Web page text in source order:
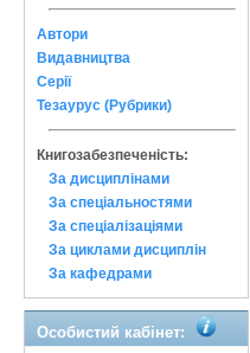
Автори
Видавництва
Серії
Тезаурус (Рубрики)
Книгозабезпеченість:
За дисциплінами
За спеціальностями
За спеціалізаціями
За циклами дисциплін
За кафедрами
Особистий кабінет: